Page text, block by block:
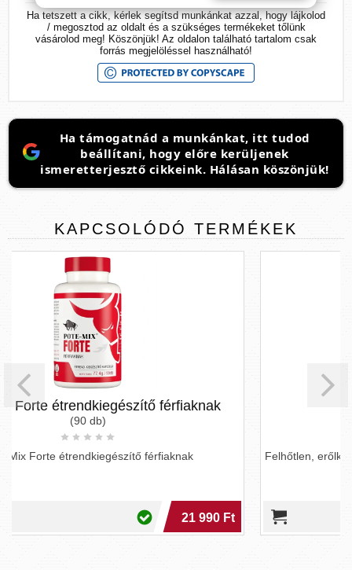
Ha tetszett a cikk, kérlek segítsd munkánkat azzal, hogy lájkolod
/ megosztod az oldalt és a szükséges termékeket tőlünk
vásárolod meg! Köszönjük! Az oldalon található tartalom csak
forrás megjelöléssel használható!
Ha támogatnád a munkánkat, itt tudod
beállítani, hogy előre kerüljenek
ismeretterjesztő cikkeink. Hálásan köszönjük!
KAPCSOLÓDÓ TERMÉKEK
férfiaknak
Felhőtlen, erőlködés nélküli szeretkezéshez